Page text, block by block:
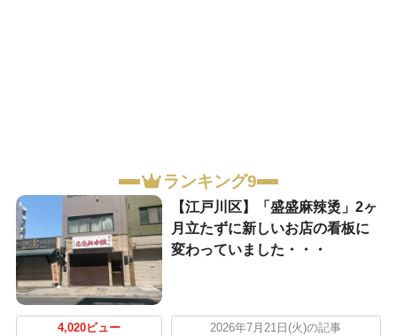
ランキング9
【江戸川区】「盛盛麻辣烫」2ヶ
月立たずに新しいお店の看板に
変わっていました・・・
4,020ビュー 2026年7月21日(火)の記事